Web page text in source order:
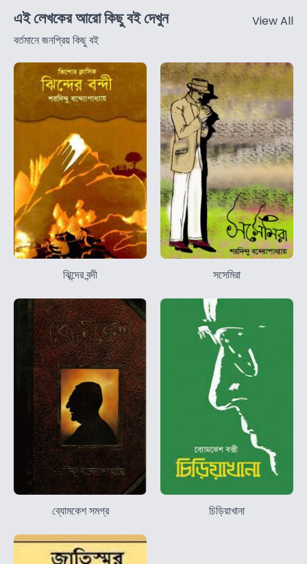
এই লেখকের আরো কিছু বই দেখুন
বর্তমানে জনপ্রিয় কিছু বই
View All
ঝিন্দের বন্দী সসেমিরা
ব্যোমকেশ সমগ্র চিড়িয়াখানা